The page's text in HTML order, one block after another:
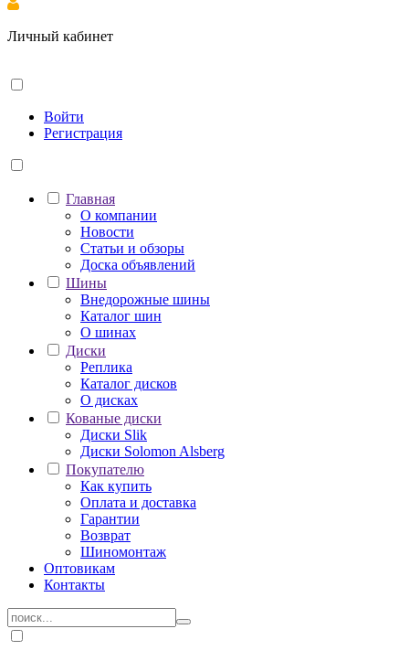
Личный кабинет
Войти
Регистрация
Главная
О компании
Новости
Статьи и обзоры
Доска объявлений
Шины
Внедорожные шины
Каталог шин
О шинах
Диски
Реплика
Каталог дисков
О дисках
Кованые диски
Диски Slik
Диски Solomon Alsberg
Покупателю
Как купить
Оплата и доставка
Гарантии
Возврат
Шиномонтаж
Оптовикам
Контакты